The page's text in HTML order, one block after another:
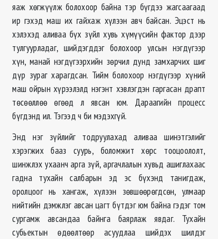
яаж хөгжүүлж болохоор байна тэр бүгдээ жагсаагаад
ир гэхэд маш их гайхаж хүлээн авч байсан. Эцэст нь
хэлэхэд аливаа бүх зүйл хувь хүмүүсийн фактор дээр
тулгуурладаг, шийдэгддэг болохоор улсын нэгдүгээр
хүн, манай нэгдүгээрхийн зөрчил дунд замхарчих шиг
дүр зураг харагдсан. Тийм болохоор нэгдүгээр хүний
маш ойрын хүрээлэлд нэгэнт хэвлэгдэн гаргасан драпт
төсөөллөө өгөөд л явсан юм. Дараагийн процесс
бүгдэнд ил. Тэгээд ч би мэдэхгүй.
Энд нэг зүйлийг тодруулахад аливаа шинэтгэлийг
хэрэгжих бааз суурь, боломжит хөрс тооцоололт,
шинжлэх ухаанч арга зүй, аргачлалын хувьд ашиглахаас
гадна тухайн салбарын эд эс бүхэнд танигдаж,
оролцоог нь хангаж, хүлээн зөвшөөрөгдсөн, улмаар
нийтийн дэмжлэг авсан цагт бүтдэг юм байна гэдэг том
сургамж авсандаа байнга баярлаж явдаг. Тухайн
субьектын өдөөлтөөр асуудлаа шийдэх шилдэг